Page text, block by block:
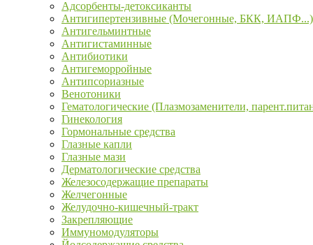
Адсорбенты-детоксиканты
Антигипертензивные (Мочегонные, БКК, ИАПФ...)
Антигельминтные
Антигистаминные
Антибиотики
Антигеморройные
Антипсориазные
Венотоники
Гематологические (Плазмозаменители,
Гинекология
Гормональные средства
Глазные капли
Глазные мази
Дерматологические средства
Железосодержащие препараты
Желчегонные
Желудочно-кишечный-тракт
Закрепляющие
Иммуномодуляторы